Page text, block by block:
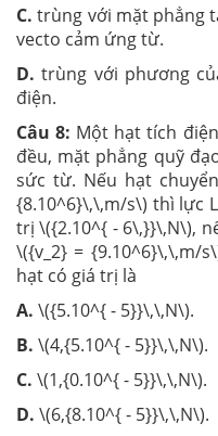
C.trùng với mặt phẳng
vecto cảm ứng từ.
D.trùng với phương
điện.
Câu 8: Một hạt tích
đều, mặt phẳng quỹ
sức từ. Nếu hạt
{8.10^6}\,\,m/s\) thì lực
trị \({2.10^{ - 6\,}}\,N\),
\({v_2} = {9.10^6}\,\,m/
hạt có giá trị là
A. \({5.10^{ - 5}}\,\,N\).
B. \(4,{5.10^{ - 5}}\,\,N\).
C. \(1,{0.10^{ - 5}}\,\,N\).
D. \(6,{8.10^{ - 5}}\,\,N\).